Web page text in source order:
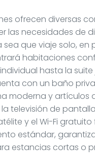
ofrecen diversas
las necesidades de
sea que viaje solo, en
habitaciones
hasta la suite
con un baño
moderna y artículos
televisión de
y el Wi-Fi
estándar,
estancias cortas o